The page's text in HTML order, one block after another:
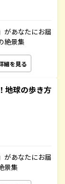
があなたにお届
絶景集
細を見る
地球の歩き方
があなたにお届
景集